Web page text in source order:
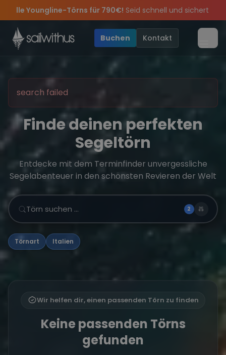
Skip to content
790€!Seid schnell und sichert euch die letzten Plätze.
Sichere Dir jetztDein Meilenbuch und Deine sailwithus-
Angebote mehr Sowie20€ Rabatt auf deinen ersten Törn!
feiern die Törns, die Crew und die besten Geschichten des
Buchen
Kontakt
search failed
Finde deinen perfekten
Segeltörn
Entdecke mit dem Terminfinder unvergessliche
Segelabenteuer in den schönsten Revieren der Welt
Törn suchen … 2
Törnart Italien
Wir helfen dir, einen passenden Törn zu finden
Keine passenden Törns
gefunden